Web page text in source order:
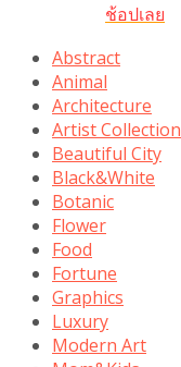
ช้อปเลย
Abstract
Animal
Architecture
Artist Collection
Beautiful City
Black&White
Botanic
Flower
Food
Fortune
Graphics
Luxury
Modern Art